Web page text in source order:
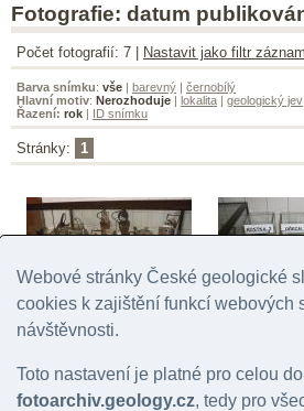
Fotografie: datum
Počet fotografií: 7 | Nastavit jako filtr
Barva snímku: vše | barevný | černobílý
Hlavní motiv: Nerozhoduje | lokalita | geologický jev
Řazení: rok | ID snímku
Stránky: 1
Důl Mayrau
Webové stránky České geologické
cookies k zajištění funkcí webových
návštěvnosti.
Toto nastavení je platné pro celou
fotoarchiv.geology.cz, tedy pro